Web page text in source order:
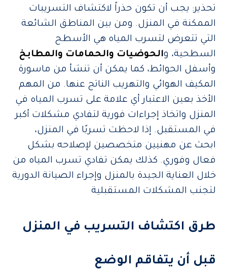
تحذير: يجب أن تكون حذراً لاكتشاف التسريبات
الممكنة في المنزل. ومن بين المناطق الشائعة
التي تتعرض لتسرب المياه هي الأسطح
السطحية، والحوضيات والحمامات والمطابخ
وأسفل الحوائط، كما يمكن أن تنشأ من ماسورة
المكيف الهوائي والتهريب الناتج عنها. من المهم
الأخذ بعين الاعتبار أي علامة على تسرب المياه في
المنزل واتخاذ إجراءات فورية لتفادي مشكلات أكبر
في المستقبل. إذا لاحظت تسربًا في المنزل،
ابحث عن مهنيين متخصصين لإصلاحه بشكل
فعال وفوري. كذلك يمكن تفادي تسرب المياه من
خلال العناية الجيدة بالمنزل وإجراء الصيانة الدورية
لتجنب المشكلات المستقبلية
طرق اكتشاف التسريب في المنزل
قبل أن يتفاقم الوضع